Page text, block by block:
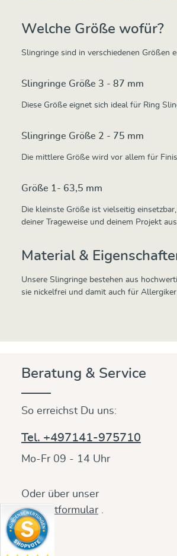
Welche Größe wofür?
Slingringe sind in verschiedenen Größen
Slingringe Größe 3 - 87 mm
Diese Größe eignet sich ideal für Ring
Slingringe Größe 2 - 75 mm
Die mittlere Größe wird vor allem für
Größe 1- 63,5 mm
Die kleinste Größe ist vielseitig
deiner Trageweise und deinem Projekt
Material &
Unsere Slingringe bestehen aus
sie nickelfrei und damit auch für
Beratung & Service
So erreichst Du uns:
Tel. +497141-975710
Mo-Fr 09 - 14 Uhr
Oder über unser
Kontaktformular.